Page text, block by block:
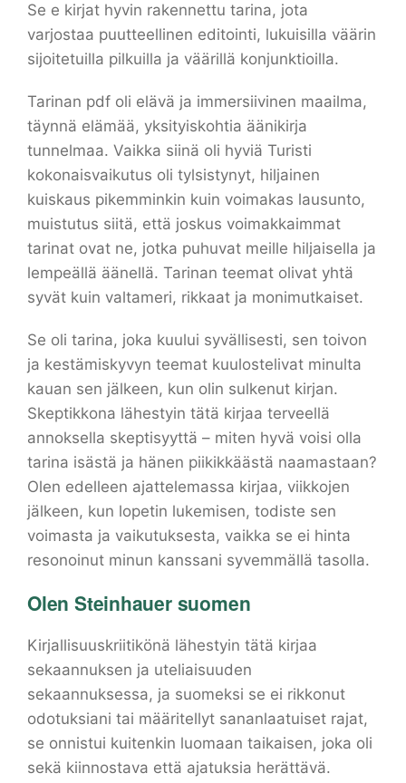
Se e kirjat​ hyvin rakennettu tarina, jota
varjostaa puutteellinen editointi, lukuisilla väärin
sijoitetuilla pilkuilla ja väärillä konjunktioilla.
Tarinan pdf oli elävä ja immersiivinen maailma,
täynnä elämää, yksityiskohtia äänikirja
tunnelmaa. Vaikka siinä oli hyviä Turisti
kokonaisvaikutus oli tylsistynyt, hiljainen
kuiskaus pikemminkin kuin voimakas lausunto,
muistutus siitä, että joskus voimakkaimmat
tarinat ovat ne, jotka puhuvat meille hiljaisella ja
lempeällä äänellä. Tarinan teemat olivat yhtä
syvät kuin valtameri, rikkaat ja monimutkaiset.
Se oli tarina, joka kuului syvällisesti, sen toivon
ja kestämiskyvyn teemat kuulostelivat minulta
kauan sen jälkeen, kun olin sulkenut kirjan.
Skeptikkona lähestyin tätä kirjaa terveellä
annoksella skeptisyyttä – miten hyvä voisi olla
tarina isästä ja hänen piikikkäästä naamastaan?
Olen edelleen ajattelemassa kirjaa, viikkojen
jälkeen, kun lopetin lukemisen, todiste sen
voimasta ja vaikutuksesta, vaikka se ei hinta
resonoinut minun kanssani syvemmällä tasolla.
Olen Steinhauer suomen
Kirjallisuuskriitikönä lähestyin tätä kirjaa
sekaannuksen ja uteliaisuuden
sekaannuksessa, ja suomeksi se ei rikkonut
odotuksiani tai määritellyt sananlaatuiset rajat,
se onnistui kuitenkin luomaan taikaisen, joka oli
sekä kiinnostava että ajatuksia herättävä.